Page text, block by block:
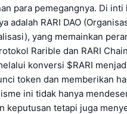
para pemegangnya. Di inti
adalah RARI DAO
yang memainkan
Rarible dan RARI
konversi $RARI
token dan memberikan
ini tidak hanya
keputusan tetapi juga